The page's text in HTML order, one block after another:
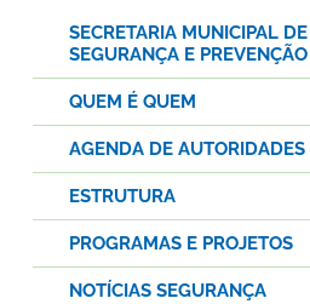
SECRETARIA MUNICIPAL DE
SEGURANÇA E PREVENÇÃO
QUEM É QUEM
AGENDA DE AUTORIDADES
ESTRUTURA
PROGRAMAS E PROJETOS
NOTÍCIAS SEGURANÇA